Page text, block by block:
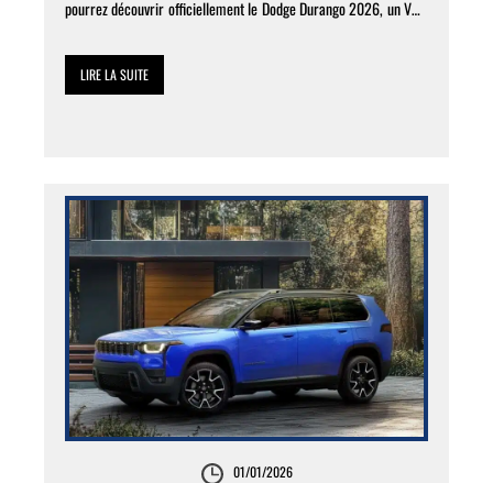
pourrez découvrir officiellement le Dodge Durango 2026, un VUS
Nepean au […]
LIRE LA SUITE
01/01/2026